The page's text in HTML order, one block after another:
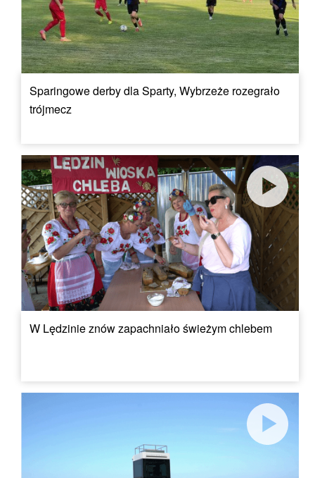
Sparingowe derby dla Sparty, Wybrzeże rozegrało
trójmecz
W Lędzinie znów zapachniało świeżym chlebem